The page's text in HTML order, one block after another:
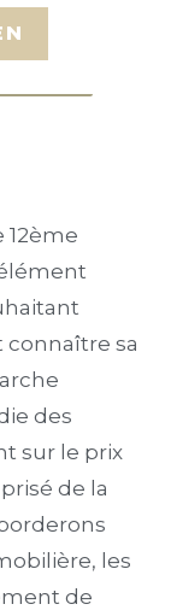
12ème
sa
des
sur le prix
de la
les
de